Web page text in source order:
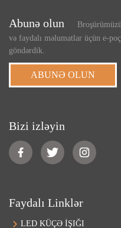
Abunə olun
və faydalı məlumatlar üçün e-
göndərdik.
ABUNƏ OLUN
Bizi izləyin
Faydalı Linklər
LED KÜÇƏ İŞIĞI